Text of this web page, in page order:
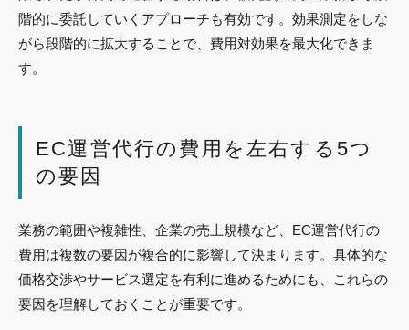
階的に委託していくアプローチも有効です。効果測定をしな
がら段階的に拡大することで、費用対効果を最大化できま
す。
EC運営代行の費用を左右する5つ
の要因
業務の範囲や複雑性、企業の売上規模など、EC運営代行の
費用は複数の要因が複合的に影響して決まります。具体的な
価格交渉やサービス選定を有利に進めるためにも、これらの
要因を理解しておくことが重要です。